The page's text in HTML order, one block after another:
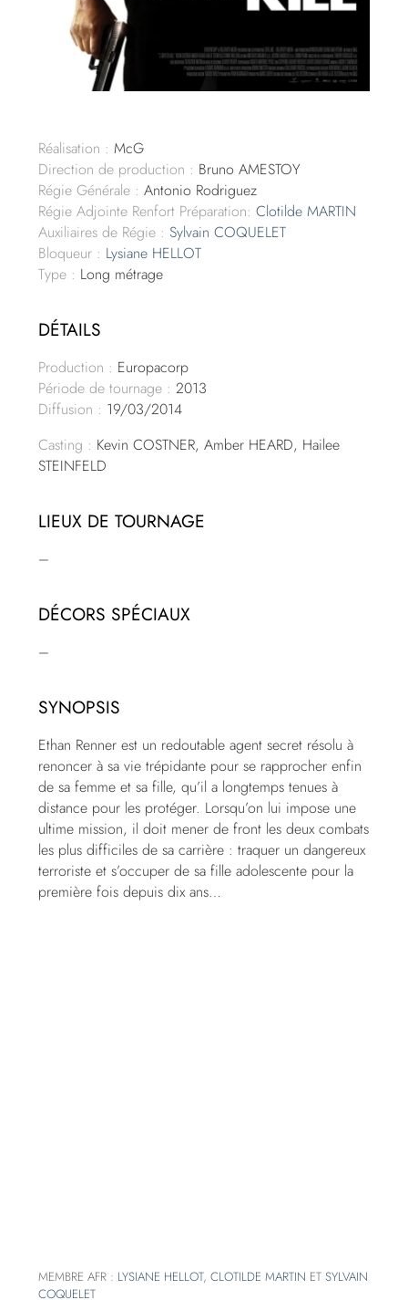
Réalisation : McG
Direction de production : Bruno AMESTOY
Régie Générale : Antonio Rodriguez
Régie Adjointe Renfort Préparation: Clotilde MARTIN
Auxiliaires de Régie : Sylvain COQUELET
Bloqueur : Lysiane HELLOT
Type : Long métrage
DÉTAILS
Production : Europacorp
Période de tournage : 2013
Diffusion : 19/03/2014
Casting : Kevin COSTNER, Amber HEARD, Hailee
STEINFELD
LIEUX DE TOURNAGE
–
DÉCORS SPÉCIAUX
–
SYNOPSIS
Ethan Renner est un redoutable agent secret résolu à
renoncer à sa vie trépidante pour se rapprocher enfin
de sa femme et sa fille, qu’il a longtemps tenues à
distance pour les protéger. Lorsqu’on lui impose une
ultime mission, il doit mener de front les deux combats
les plus difficiles de sa carrière : traquer un dangereux
terroriste et s’occuper de sa fille adolescente pour la
première fois depuis dix ans…
MEMBRE AFR : LYSIANE HELLOT,CLOTILDE MARTIN ETSYLVAIN
COQUELET